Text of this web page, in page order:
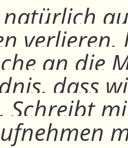
an die
dass
Schreibt